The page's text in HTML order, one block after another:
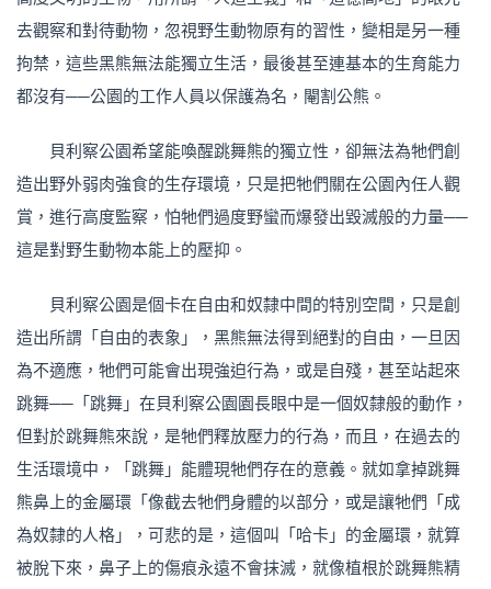
去觀察和對待動物，忽視野生動物原有的習性，變相是另一種
拘禁，這些黑熊無法能獨立生活，最後甚至連基本的生育能力
都沒有──公園的工作人員以保護為名，閹割公熊。
貝利察公園希望能喚醒跳舞熊的獨立性，卻無法為牠們創
造出野外弱肉強食的生存環境，只是把牠們關在公園內任人觀
賞，進行高度監察，怕牠們過度野蠻而爆發出毀滅般的力量──
這是對野生動物本能上的壓抑。
貝利察公園是個卡在自由和奴隸中間的特別空間，只是創
造出所謂「自由的表象」，黑熊無法得到絕對的自由，一旦因
為不適應，牠們可能會出現強迫行為，或是自殘，甚至站起來
跳舞──「跳舞」在貝利察公園園長眼中是一個奴隸般的動作，
但對於跳舞熊來說，是牠們釋放壓力的行為，而且，在過去的
生活環境中，「跳舞」能體現牠們存在的意義。就如拿掉跳舞
熊鼻上的金屬環「像截去牠們身體的以部分，或是讓牠們「成
為奴隸的人格」，可悲的是，這個叫「哈卡」的金屬環，就算
被脫下來，鼻子上的傷痕永遠不會抹滅，就像植根於跳舞熊精